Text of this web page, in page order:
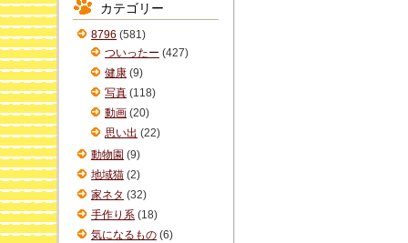
イ
ブ
カテゴリー
8796 (581)
ついったー (427)
健康 (9)
写真 (118)
動画 (20)
思い出 (22)
動物園 (9)
地域猫 (2)
家ネタ (32)
手作り系 (18)
気になるもの (6)